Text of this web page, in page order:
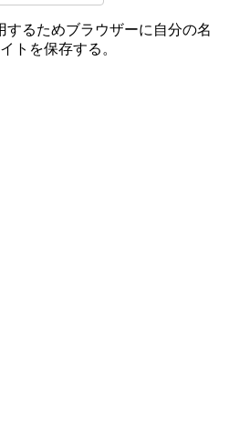
するためブラウザーに自分の名
トを保存する。